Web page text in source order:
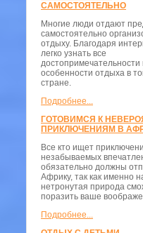
САМОСТОЯТЕЛЬНО
Многие люди отдают
самостоятельно
отдыху. Благодаря
легко узнать все
достопримечательности
особенности отдыха в
стране.
Подробнее...
ГОТОВИМСЯ К
ПРИКЛЮЧЕНИЯМ В
Все кто ищет
незабываемых
обязательно должны
Африку, так как именно
нетронутая природа
поразить ваше
Подробнее...